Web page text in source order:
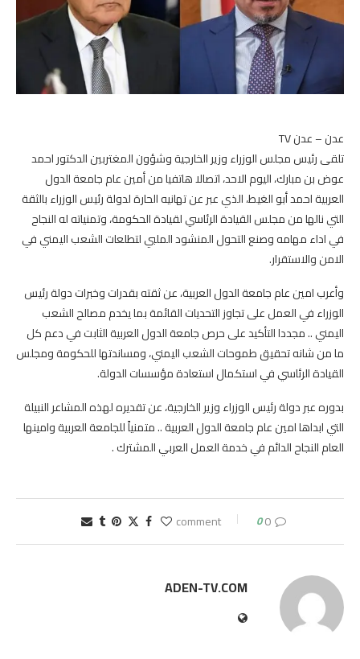
عدن – عدن TV
تلقى رئيس مجلس الوزراء وزير الخارجية وشؤون المغتربين الدكتور احمد
عوض بن مبارك، اليوم الاحد، اتصالا هاتفيا من أمين عام جامعة الدول
العربية احمد أبو الغيط، الذي عبر عن تهانيه الحارة لدولة رئيس الوزراء بالثقة
التي نالها من مجلس القيادة الرئاسي لقيادة الحكومة، وتمنياته له النجاح
في اداء مهامه وصنع التحول المنشود الملبي لتطلعات الشعب اليمني في
الامن والاستقرار.
وأعرب امين عام جامعة الدول العربية، عن ثقته بقدرات وخبرات دولة رئيس
الوزراء في العمل على تجاوز التحديات القائمة بما يخدم مصالح الشعب
اليمني .. مجددا التأكيد على حرص جامعة الدول العربية الثابت في دعم كل
ما من شانه تحقيق طموحات الشعب اليمني، ومساندتها للحكومة ومجلس
القيادة الرئاسي في استكمال استعادة مؤسسات الدولة.
بدوره عبر دولة رئيس الوزراء وزير الخارجية، عن تقديره لهذه المشاعر النبيلة
التي ابداها امين عام جامعة الدول العربية .. متمنياً للجامعة العربية وامينها
العام النجاح الدائم في خدمة العمل العربي المشترك .
0 comment
0
ADEN-TV.COM